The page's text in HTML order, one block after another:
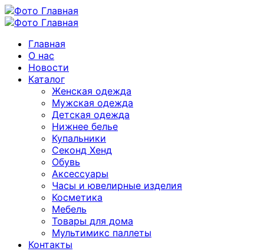
Главная
О нас
Новости
Каталог
Женская одежда
Мужская одежда
Детская одежда
Нижнее белье
Купальники
Секонд Хенд
Обувь
Аксессуары
Часы и ювелирные изделия
Косметика
Мебель
Товары для дома
Мультимикс паллеты
Контакты